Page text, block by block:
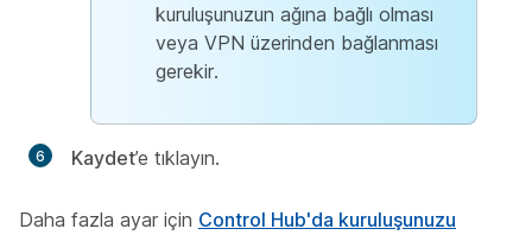
kuruluşunuzun ağına bağlı olması
veya VPN üzerinden bağlanması
gerekir.
Kaydet’e tıklayın.
Daha fazla ayar için Control Hub'da kuruluşunuzu